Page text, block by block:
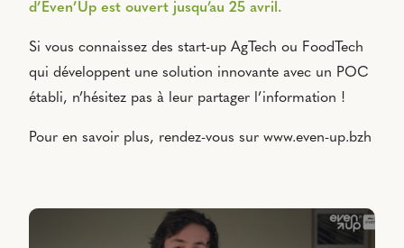
d’Even’Up est ouvert jusqu’au 25 avril.
Si vous connaissez des start-up AgTech ou FoodTech
qui développent une solution innovante avec un POC
établi, n’hésitez pas à leur partager l’information !
Pour en savoir plus, rendez-vous sur www.even-up.bzh